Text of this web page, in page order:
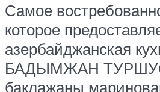
Самое
которое
азербайджанская
БАДЫМЖАН
баклажаны